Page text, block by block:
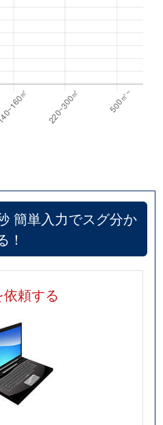
簡単入力でスグ分か
！
頼する